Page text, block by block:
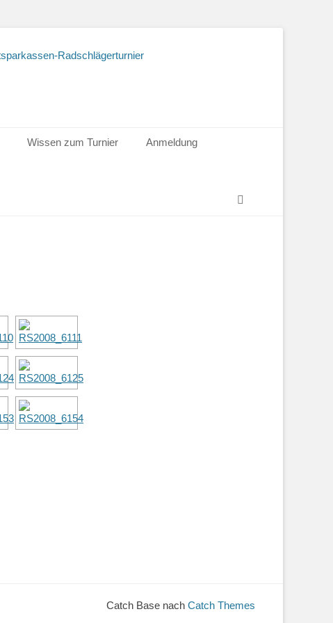
Wissen zum Turnier Anmeldung
Catch Base nach Catch Themes